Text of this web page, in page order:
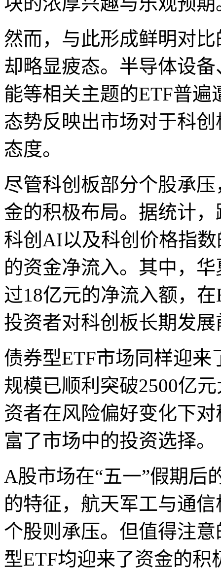
然而，与此形成鲜明对
却略显疲态。半导体设
能等相关主题的ETF普
态势反映出市场对于科
态度。
尽管科创板部分个股承
金的积极布局。据统计
科创AI以及科创价格指
的资金净流入。其中，
过18亿元的净流入额，
投资者对科创板长期发
债券型ETF市场同样迎
规模已顺利突破2500亿
资者在风险偏好变化下
富了市场中的投资选择。
A股市场在“五一”假期后
的特征，航天军工与通
个股则承压。但值得注
型ETF均迎来了资金的